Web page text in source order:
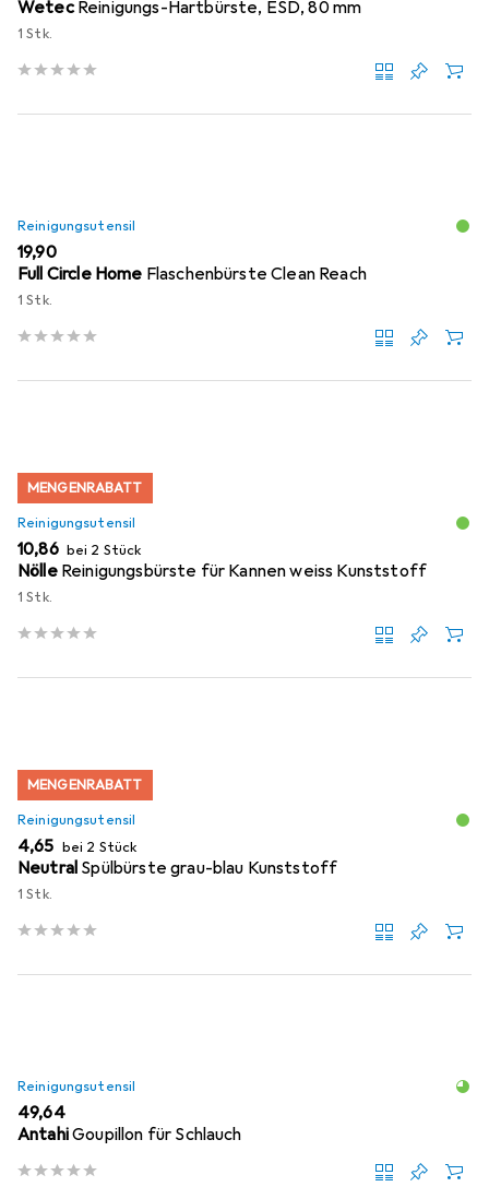
Wetec Reinigungs-Hartbürste, ESD, 80 mm
1 Stk.
Reinigungsutensil
EUR
19,90
Full Circle Home Flaschenbürste Clean Reach
1 Stk.
MENGENRABATT
Reinigungsutensil
EUR
10,86 bei 2 Stück
Nölle Reinigungsbürste für Kannen weiss Kunststoff
1 Stk.
MENGENRABATT
Reinigungsutensil
EUR
4,65 bei 2 Stück
Neutral Spülbürste grau-blau Kunststoff
1 Stk.
Reinigungsutensil
EUR
49,64
AntahiGoupillon für Schlauch